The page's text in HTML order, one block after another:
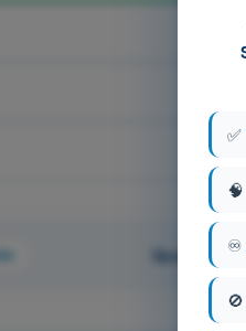
Question
✅
🧠
♾️
🚫